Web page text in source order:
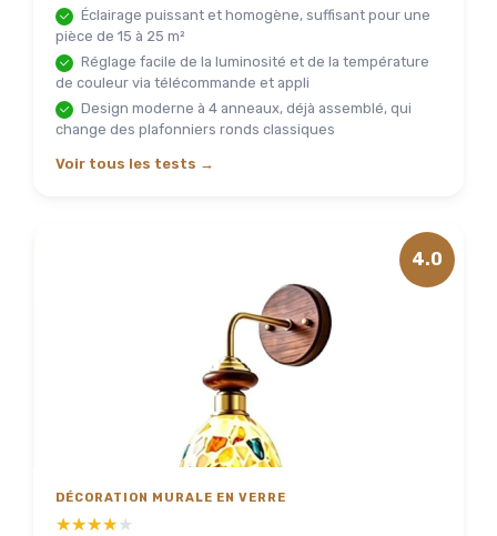
Éclairage puissant et homogène, suffisant pour une
pièce de 15 à 25 m²
Réglage facile de la luminosité et de la température
de couleur via télécommande et appli
Design moderne à 4 anneaux, déjà assemblé, qui
change des plafonniers ronds classiques
Voir tous les tests →
4.0
DÉCORATION MURALE EN VERRE
★★★★★
★★★★★